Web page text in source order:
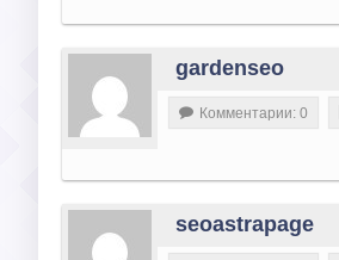
gardenseo
Комментарии: 0
seoastrapage